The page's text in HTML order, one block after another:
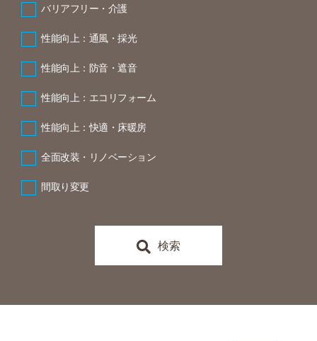
バリアフリー・介護
性能向上：通風・採光
性能向上：防音・遮音
性能向上：エコリフォーム
性能向上：快適・床暖房
全面改装・リノベーション
間取り変更
検索